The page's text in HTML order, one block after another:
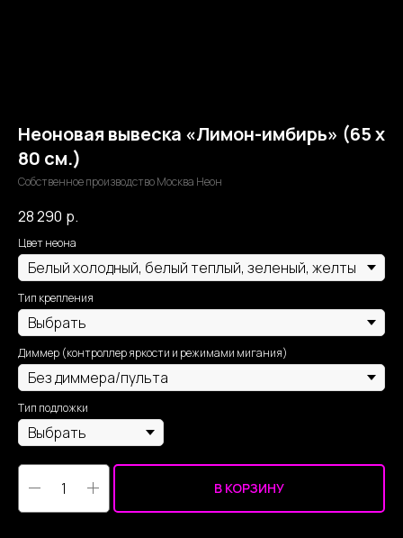
Неоновая вывеска «Лимон-имбирь» (65 х
80 см.)
Собственное производство Москва Неон
28 290 р.
Цвет неона
Тип крепления
Диммер (контроллер яркости и режимами мигания)
Тип подложки
В КОРЗИНУ